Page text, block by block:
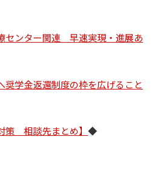
センター関連 早速実現・進展あ
奨学金返還制度の枠を広げること
策 相談先まとめ】 ◆